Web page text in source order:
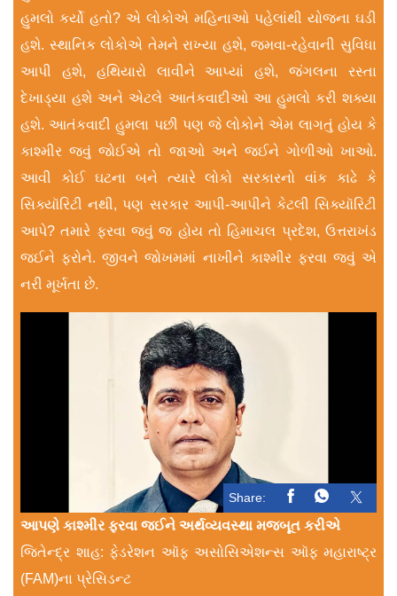
હુમલો કર્યો હતો? એ લોકોએ મહિનાઓ પહેલાંથી યોજના ઘડી
હશે. સ્થાનિક લોકોએ તેમને રાખ્યા હશે, જમવા-રહેવાની સુવિધા
આપી હશે, હથિયારો લાવીને આપ્યાં હશે, જંગલના રસ્તા
દેખાડ્યા હશે અને એટલે આતંકવાદીઓ આ હુમલો કરી શક્યા
હશે. આતંકવાદી હુમલા પછી પણ જે લોકોને એમ લાગતું હોય કે
કાશ્મીર જવું જોઈએ તો જાઓ અને જઈને ગોળીઓ ખાઓ.
આવી કોઈ ઘટના બને ત્યારે લોકો સરકારનો વાંક કાઢે કે
સિક્યૉરિટી નથી, પણ સરકાર આપી-આપીને કેટલી સિક્યૉરિટી
આપે? તમારે ફરવા જવું જ હોય તો હિમાચલ પ્રદેશ, ઉત્તરાખંડ
જઈને ફરોને. જીવને જોખમમાં નાખીને કાશ્મીર ફરવા જવું એ
નરી મૂર્ખતા છે.
Share:
આપણે કાશ્મીર ફરવા જઈને અર્થવ્યવસ્થા મજબૂત કરીએ
જિતેન્દ્ર શાહ: ફેડરેશન ઑફ અસોસિએશન્સ ઑફ મહારાષ્ટ્ર
(FAM)ના પ્રેસિડન્ટ